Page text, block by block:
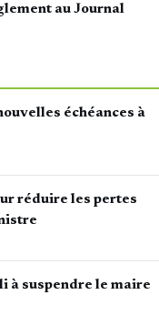
au Journal
échéances à
réduire les pertes
à suspendre le maire